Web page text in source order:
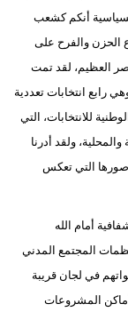
أنكم كشعب
الحزن والفرح على
العظيم، لقد تمت
رابع انتخابات تعددية
للانتخابات، التي
ولقد أدرنا
صورها التي تعكس
أمام الله
المجتمع المدني
في لجان قريبة
المشروعات